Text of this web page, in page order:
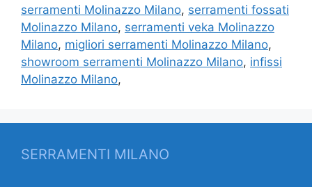
serramenti Molinazzo Milano, serramenti fossati
Molinazzo Milano, serramenti veka Molinazzo
Milano, migliori serramenti Molinazzo Milano,
showroom serramenti Molinazzo Milano, infissi
Molinazzo Milano,
SERRAMENTI MILANO